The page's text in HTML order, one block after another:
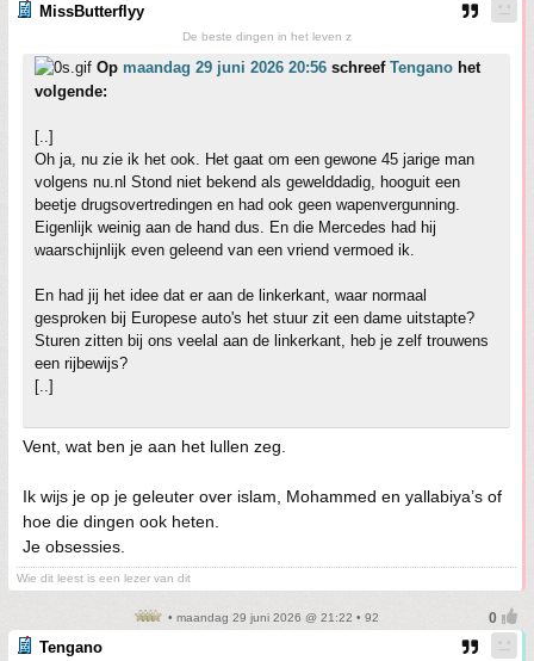
MissButterflyy
De beste dingen in het leven z
Op maandag 29 juni 2026 20:56 schreef Tengano het
volgende:
[..]
Oh ja, nu zie ik het ook. Het gaat om een gewone 45 jarige man
volgens nu.nl Stond niet bekend als gewelddadig, hooguit een
beetje drugsovertredingen en had ook geen wapenvergunning.
Eigenlijk weinig aan de hand dus. En die Mercedes had hij
waarschijnlijk even geleend van een vriend vermoed ik.
En had jij het idee dat er aan de linkerkant, waar normaal
gesproken bij Europese auto's het stuur zit een dame uitstapte?
Sturen zitten bij ons veelal aan de linkerkant, heb je zelf trouwens
een rijbewijs?
[..]
Vent, wat ben je aan het lullen zeg.
Ik wijs je op je geleuter over islam, Mohammed en yallabiya’s of
hoe die dingen ook heten.
Je obsessies.
Wie dit leest is een lezer van dit
• maandag 29 juni 2026 @ 21:22 • 92
Tengano